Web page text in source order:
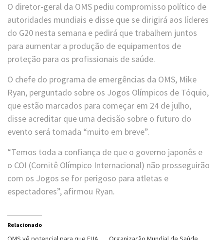
O diretor-geral da OMS pediu compromisso político de
autoridades mundiais e disse que se dirigirá aos líderes
do G20 nesta semana e pedirá que trabalhem juntos
para aumentar a produção de equipamentos de
proteção para os profissionais de saúde.
O chefe do programa de emergências da OMS, Mike
Ryan, perguntado sobre os Jogos Olímpicos de Tóquio,
que estão marcados para começar em 24 de julho,
disse acreditar que uma decisão sobre o futuro do
evento será tomada “muito em breve”.
“Temos toda a confiança de que o governo japonês e
o COI (Comitê Olímpico Internacional) não prosseguirão
com os Jogos se for perigoso para atletas e
espectadores”, afirmou Ryan.
Relacionado